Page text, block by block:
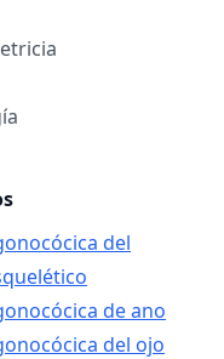
del
de ano
del ojo